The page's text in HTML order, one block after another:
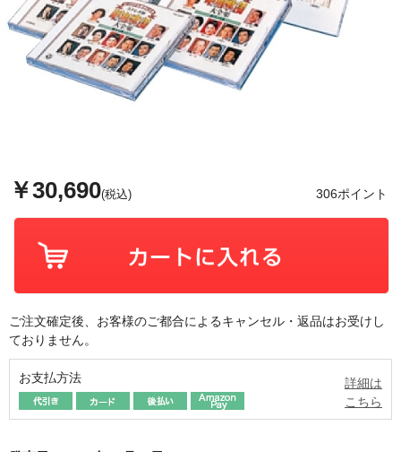
￥30,690(税込) 306ポイント
ご注文確定後、お客様のご都合によるキャンセル・返品はお受けし
ておりません。
お支払方法
詳細は
こちら